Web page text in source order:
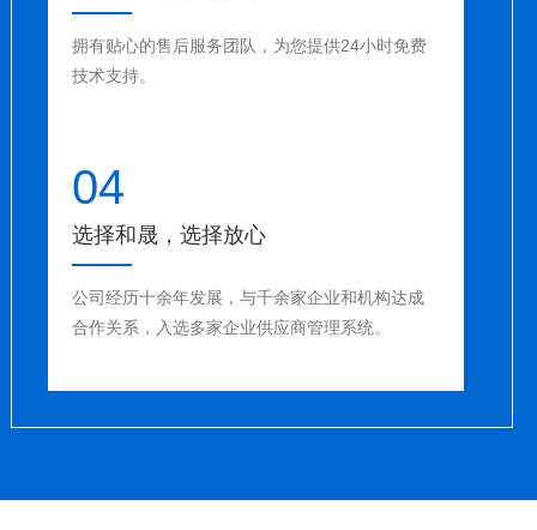
拥有贴心的售后服务团队，为您提供24小时免费
技术支持。
04
选择和晟，选择放心
公司经历十余年发展，与千余家企业和机构达成
合作关系，入选多家企业供应商管理系统。